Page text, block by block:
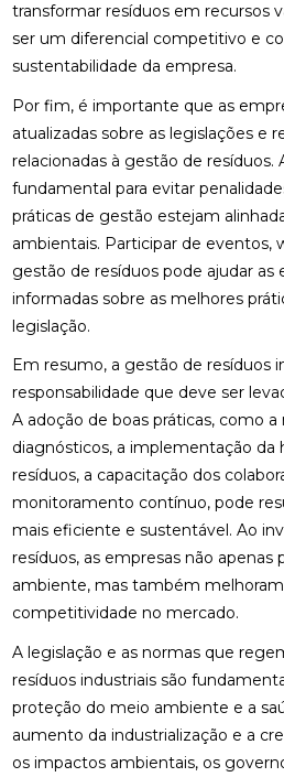
transformar resíduos em recursos
ser um diferencial competitivo e
sustentabilidade da empresa.
Por fim, é importante que as
atualizadas sobre as legislações e
relacionadas à gestão de resíduos.
fundamental para evitar
práticas de gestão estejam
ambientais. Participar de eventos,
gestão de resíduos pode ajudar
informadas sobre as melhores
legislação.
Em resumo, a gestão de resíduos
responsabilidade que deve ser
A adoção de boas práticas, como a
diagnósticos, a implementação da
resíduos, a capacitação dos
monitoramento contínuo, pode
mais eficiente e sustentável. Ao
resíduos, as empresas não
ambiente, mas também
competitividade no mercado.
A legislação e as normas que
resíduos industriais são
proteção do meio ambiente e a
aumento da industrialização e a
os impactos ambientais, os